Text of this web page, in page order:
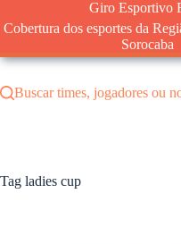
para
conteúdo
Giro Esportivo
Cobertura dos esportes da
Sorocaba
Buscar times, jogadores ou
Tag ladies cup